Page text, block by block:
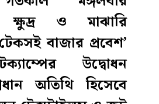
ক্ষুদ্র ও মাঝারি
বাজার প্রবেশ’
উদ্বোধন
অতিথি হিসেবে